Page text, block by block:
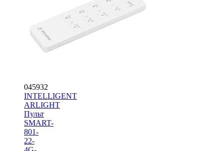
045932
INTELLIGENT
ARLIGHT
Пульт
SMART-
801-
22-